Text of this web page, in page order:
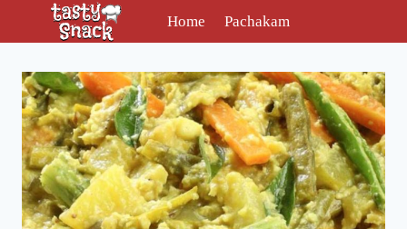
Home Pachakam